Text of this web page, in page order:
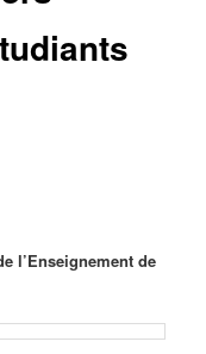
l’Enseignement de